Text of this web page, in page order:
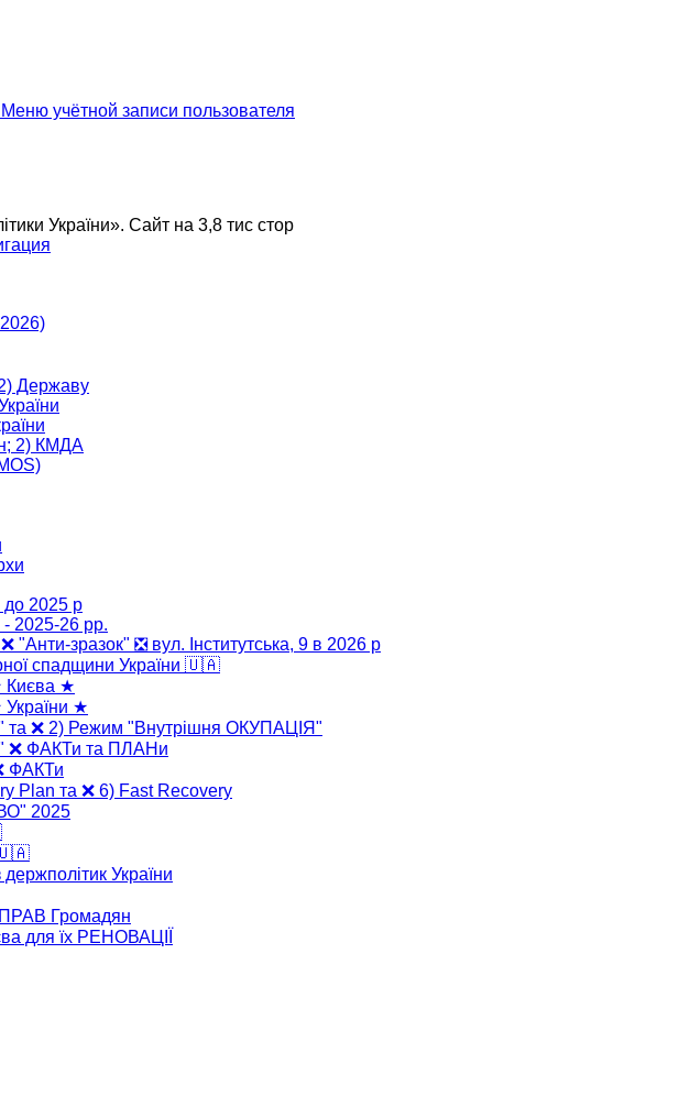
учётной записи пользователя
України». Сайт на 3,8 тис стор
Державу
2) КМДА
до 2025 р
2025-26 рр.
"Анти-зразок" ❎ вул. Інститутська, 9 в 2026 р
спадщини України 🇺🇦
Києва ★
★
❌ 2) Режим "Внутрішня ОКУПАЦІЯ"
❌ ФАКТи та ПЛАНи
ФАКТи
Plan та ❌ 6) Fast Recovery
2025
🇺🇦
України
Громадян
для їх РЕНОВАЦІЇ